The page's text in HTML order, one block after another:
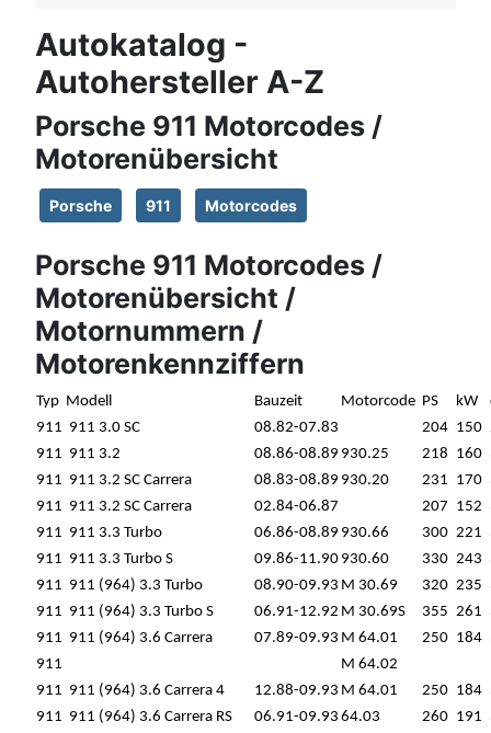
Autokatalog -
Autohersteller A-Z
Porsche 911 Motorcodes /
Motorenübersicht
Porsche 911 Motorcodes
Porsche 911 Motorcodes /
Motorenübersicht /
Motornummern /
Motorenkennziffern
Typ Modell Bauzeit Motorcode PS kW
911 911 3.0 SC 08.82-07.83 204 150
911 911 3.2 08.86-08.89 930.25 218 160
911 911 3.2 SC Carrera 08.83-08.89 930.20 231 170
911 911 3.2 SC Carrera 02.84-06.87 207 152
911 911 3.3 Turbo 06.86-08.89 930.66 300 221
911 911 3.3 Turbo S 09.86-11.90 930.60 330 243
911 911 (964) 3.3 Turbo 08.90-09.93 M 30.69 320 235
911 911 (964) 3.3 Turbo S 06.91-12.92 M 30.69S 355 261
911 911 (964) 3.6 Carrera 07.89-09.93 M 64.01 250 184
911
M 64.02
911 911 (964) 3.6 Carrera 4 12.88-09.93 M 64.01 250 184
911 911 (964) 3.6 Carrera RS 06.91-09.93 64.03 260 191